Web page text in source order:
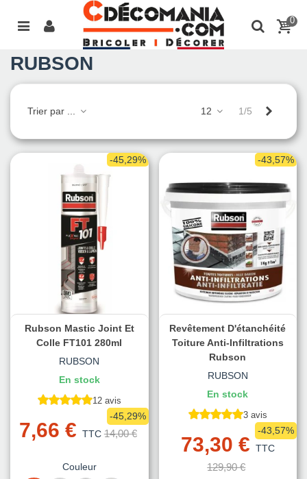
0
RUBSON
Trier par ... 12 1/5
-45,29%
Rubson Mastic Joint Et
Colle FT101 280ml
RUBSON
En stock
12 avis
7,66 € TTC 14,00 €
-45,29%
Couleur
-43,57%
Revêtement D'étanchéité
Toiture Anti-Infiltrations
Rubson
RUBSON
En stock
3 avis
73,30 € TTC
129,90 €
-43,57%